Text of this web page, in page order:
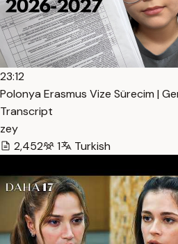
23:12
Polonya Erasmus Vize Sürecim |
Transcript
zey
2,452
1 Turkish